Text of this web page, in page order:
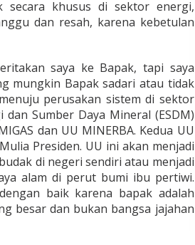
secara khusus di sektor energi,
dan resah, karena kebetulan
saya ke Bapak, tapi saya
mungkin Bapak sadari atau tidak
perusakan sistem di sektor
Sumber Daya Mineral (ESDM)
dan UU MINERBA. Kedua UU
Presiden. UU ini akan menjadi
di negeri sendiri atau menjadi
alam di perut bumi ibu pertiwi.
baik karena bapak adalah
besar dan bukan bangsa jajahan